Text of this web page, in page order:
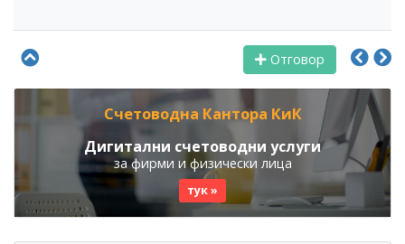
Отговор
Счетоводна Кантора КиК
Дигитални счетоводни услуги
за фирми и физически лица
тук »